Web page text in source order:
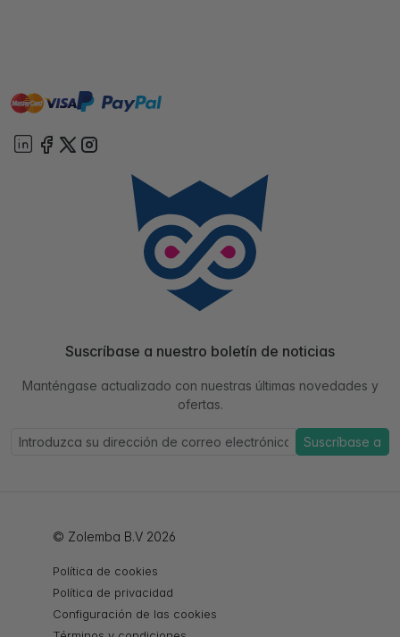
mastervisa paypal
Suscríbase a nuestro boletín de noticias
Manténgase actualizado con nuestras últimas novedades y
ofertas.
Suscríbase a
© Zolemba B.V 2026
Política de cookies
Política de privacidad
Configuración de las cookies